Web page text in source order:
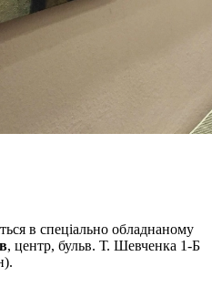
в спеціально обладнаному
, центр, бульв. Т. Шевченка 1-Б